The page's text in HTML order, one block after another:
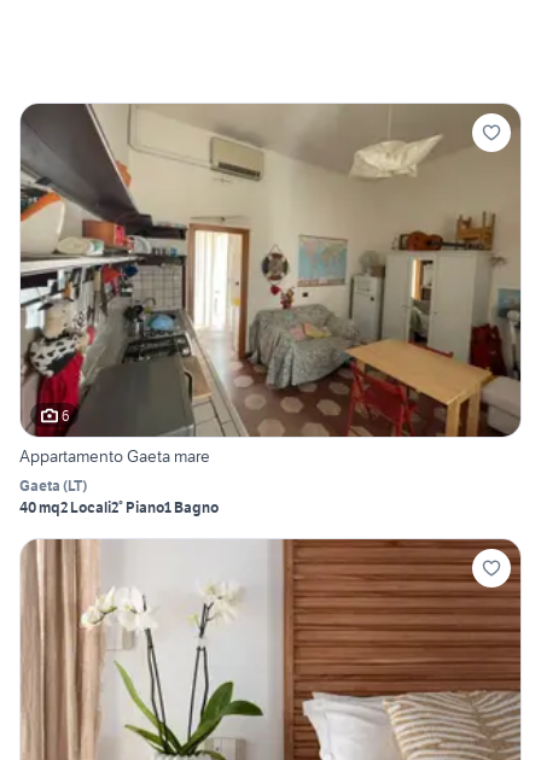
6
Appartamento Gaeta mare
Gaeta (LT)
40 mq2 Locali2° Piano1 Bagno